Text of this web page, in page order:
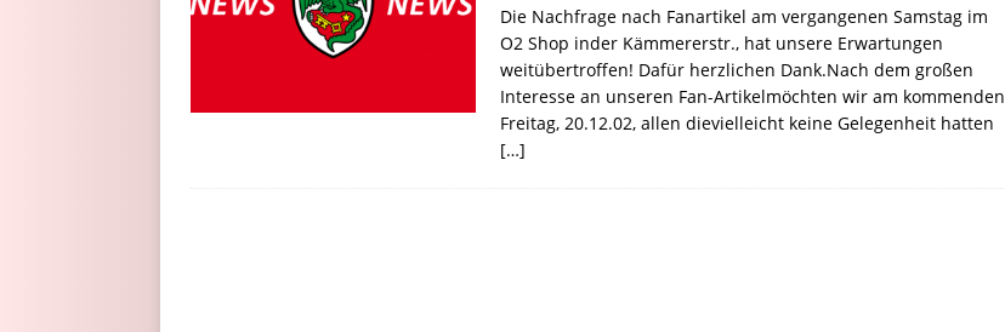
Die Nachfrage nach Fanartikel am vergangenen Samstag im
O2 Shop inder Kämmererstr., hat unsere Erwartungen
weitübertroffen! Dafür herzlichen Dank.Nach dem großen
Interesse an unseren Fan-Artikelmöchten wir am kommenden
Freitag, 20.12.02, allen dievielleicht keine Gelegenheit hatten
[…]